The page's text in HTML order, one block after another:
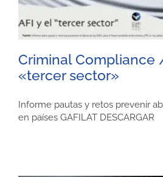
Criminal Compliance
«tercer sector»
Informe pautas y retos prevenir
en países GAFILAT DESCARGAR